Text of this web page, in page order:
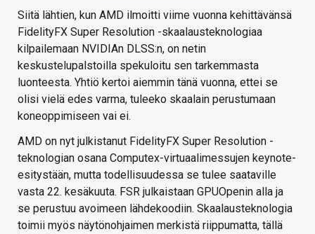
Siitä lähtien, kun AMD ilmoitti viime vuonna kehittävänsä
FidelityFX Super Resolution -skaalausteknologiaa
kilpailemaan NVIDIAn DLSS:n, on netin
keskustelupalstoilla spekuloitu sen tarkemmasta
luonteesta. Yhtiö kertoi aiemmin tänä vuonna, ettei se
olisi vielä edes varma, tuleeko skaalain perustumaan
koneoppimiseen vai ei.
AMD on nyt julkistanut FidelityFX Super Resolution -
teknologian osana Computex-virtuaalimessujen keynote-
esitystään, mutta todellisuudessa se tulee saataville
vasta 22. kesäkuuta. FSR julkaistaan GPUOpenin alla ja
se perustuu avoimeen lähdekoodiin. Skaalausteknologia
toimii myös näytönohjaimen merkistä riippumatta, tällä